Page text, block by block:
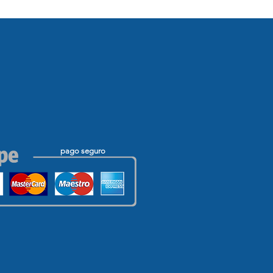
pago seguro